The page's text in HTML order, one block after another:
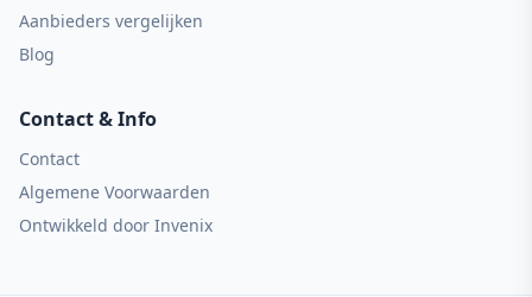
Aanbieders vergelijken
Blog
Contact & Info
Contact
Algemene Voorwaarden
Ontwikkeld door Invenix